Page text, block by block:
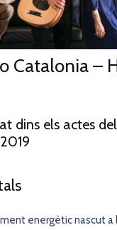
Catalonia –
dins els actes
energètic nascut a